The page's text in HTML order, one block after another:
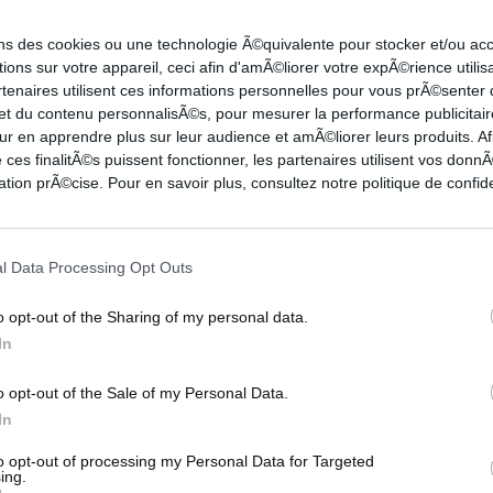
des cookies ou une technologie Ã©quivalente pour stocker et/ou
sur votre appareil, ceci afin d'amÃ©liorer votre expÃ©rience
utilisent ces informations personnelles pour vous prÃ©senter
du contenu personnalisÃ©s, pour mesurer la performance
en apprendre plus sur leur audience et amÃ©liorer leurs produits.
ces finalitÃ©s puissent fonctionner, les partenaires utilisent vos
prÃ©cise. Pour en savoir plus, consultez notre politique de
Data Processing Opt Outs
opt-out of the Sharing of my personal data.
opt-out of the Sale of my Personal Data.
opt-out of processing my Personal Data for Targeted
mais un Top 5 avec du showtime pour
et lance